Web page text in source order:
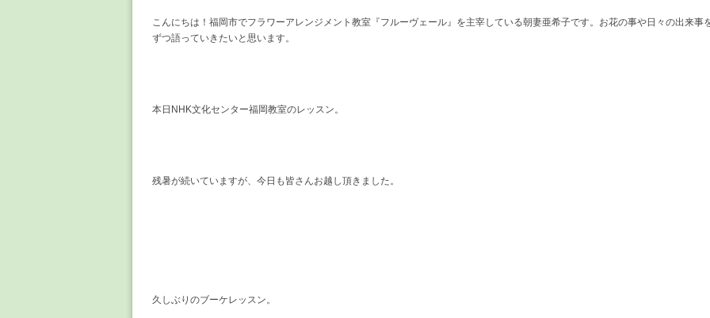
こんにちは！福岡市でフラワーアレンジメント教室『フルーヴェール』を主宰している朝妻亜希子です。お花の事や日々の出来事
ずつ語っていきたいと思います。
本日NHK文化センター福岡教室のレッスン。
残暑が続いていますが、今日も皆さんお越し頂きました。
久しぶりのブーケレッスン。